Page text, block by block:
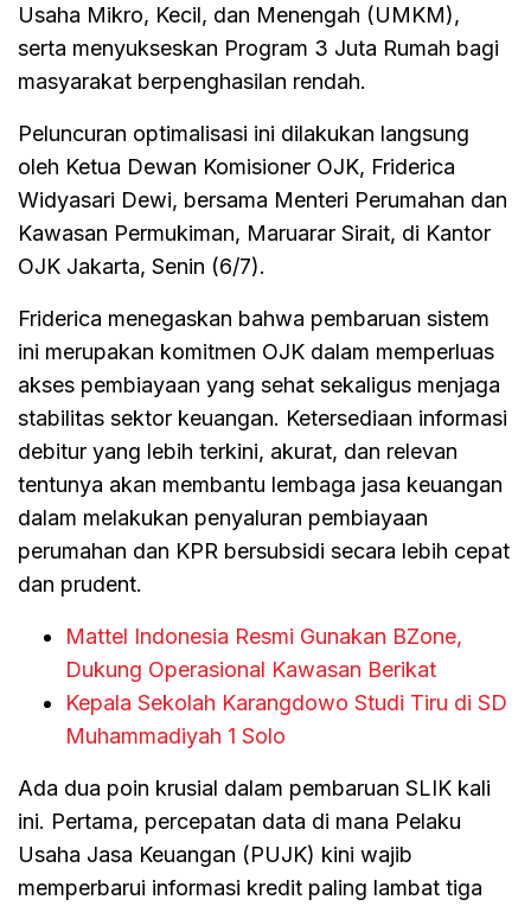
Usaha Mikro, Kecil, dan Menengah (UMKM),
serta menyukseskan Program 3 Juta Rumah bagi
masyarakat berpenghasilan rendah.
Peluncuran optimalisasi ini dilakukan langsung
oleh Ketua Dewan Komisioner OJK, Friderica
Widyasari Dewi, bersama Menteri Perumahan dan
Kawasan Permukiman, Maruarar Sirait, di Kantor
OJK Jakarta, Senin (6/7).
Friderica menegaskan bahwa pembaruan sistem
ini merupakan komitmen OJK dalam memperluas
akses pembiayaan yang sehat sekaligus menjaga
stabilitas sektor keuangan. Ketersediaan informasi
debitur yang lebih terkini, akurat, dan relevan
tentunya akan membantu lembaga jasa keuangan
dalam melakukan penyaluran pembiayaan
perumahan dan KPR bersubsidi secara lebih cepat
dan prudent.
Mattel Indonesia Resmi Gunakan BZone,
Dukung Operasional Kawasan Berikat
Kepala Sekolah Karangdowo Studi Tiru di SD
Muhammadiyah 1 Solo
Ada dua poin krusial dalam pembaruan SLIK kali
ini. Pertama, percepatan data di mana Pelaku
Usaha Jasa Keuangan (PUJK) kini wajib
memperbarui informasi kredit paling lambat tiga